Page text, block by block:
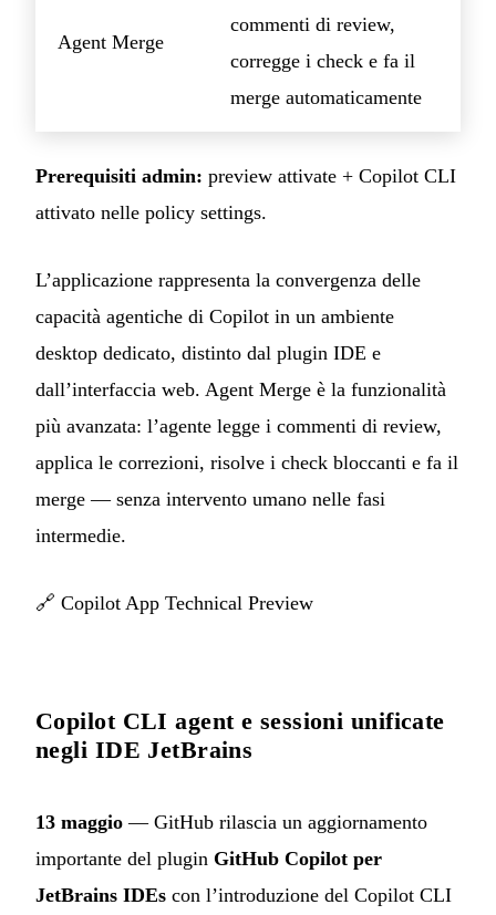
Agent Merge
commenti di review,
corregge i check e fa il
merge automaticamente
Prerequisiti admin: preview attivate + Copilot CLI
attivato nelle policy settings.
L’applicazione rappresenta la convergenza delle
capacità agentiche di Copilot in un ambiente
desktop dedicato, distinto dal plugin IDE e
dall’interfaccia web. Agent Merge è la funzionalità
più avanzata: l’agente legge i commenti di review,
applica le correzioni, risolve i check bloccanti e fa il
merge — senza intervento umano nelle fasi
intermedie.
🔗 Copilot App Technical Preview
Copilot CLI agent e sessioni unificate
negli IDE JetBrains
13 maggio — GitHub rilascia un aggiornamento
importante del plugin GitHub Copilot per
JetBrains IDEs con l’introduzione del Copilot CLI